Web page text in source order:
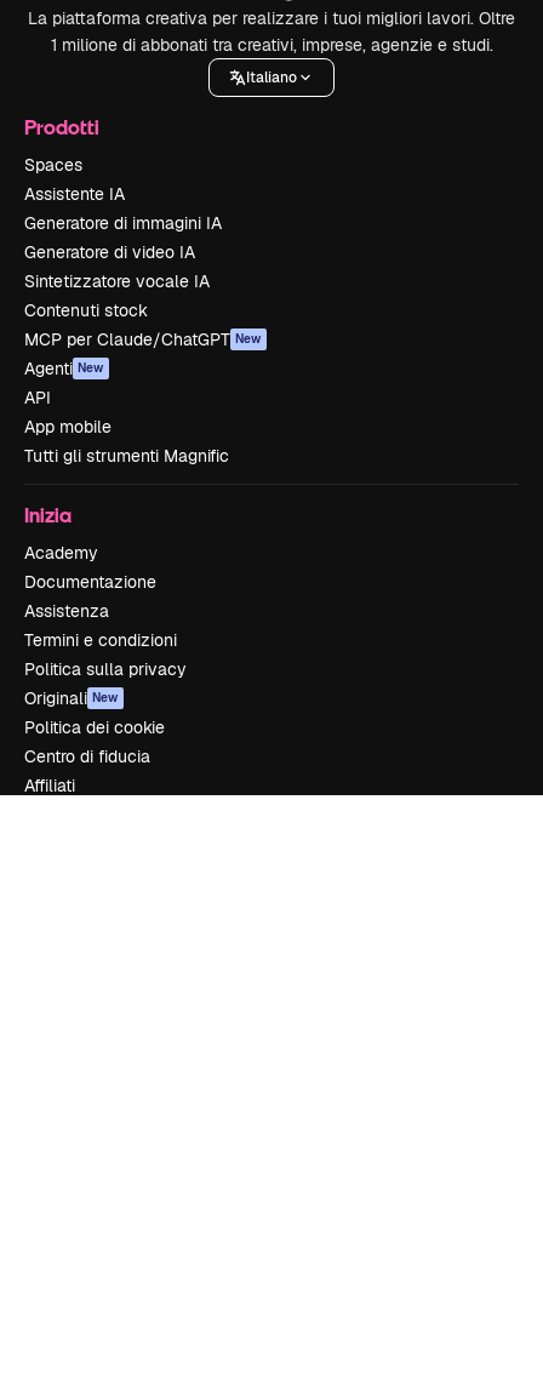
La piattaforma creativa per realizzare i tuoi migliori lavori. Oltre
1 milione di abbonati tra creativi, imprese, agenzie e studi.
Italiano
Prodotti
Spaces
Assistente IA
Generatore di immagini IA
Generatore di video IA
Sintetizzatore vocale IA
Contenuti stock
MCP per Claude/ChatGPT New
Agenti New
API
App mobile
Tutti gli strumenti Magnific
Inizia
Academy
Documentazione
Assistenza
Termini e condizioni
Politica sulla privacy
Originali New
Politica dei cookie
Centro di fiducia
Affiliati